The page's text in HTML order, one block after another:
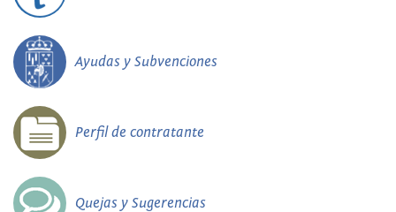
Ayudas y Subvenciones
Perfil de contratante
Quejas y Sugerencias